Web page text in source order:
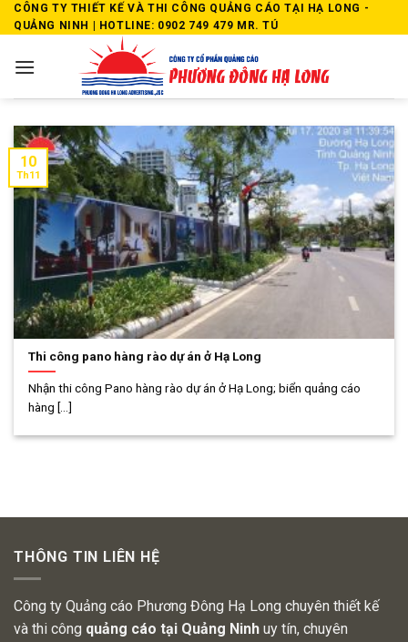
Skip
to
CÔNG TY THIẾT KẾ VÀ THI CÔNG QUẢNG CÁO TẠI HẠ LONG -
QUẢNG NINH | HOTLINE: 0902 749 479 MR. TÚ
Thi công pano hàng rào dự án ở Hạ Long
Nhận thi công Pano hàng rào dự án ở Hạ Long; biển quảng cáo
hàng [...]
10
Th11
THÔNG TIN LIÊN HỆ
Công ty Quảng cáo Phương Đông Hạ Long chuyên thiết kế
và thi công quảng cáo tại Quảng Ninh uy tín, chuyên